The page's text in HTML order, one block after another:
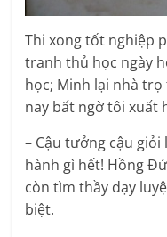
Thi xong tốt nghiệp
tranh thủ học ngày
học; Minh lại nhà
nay bất ngờ tôi xuất
– Cậu tưởng cậu
hành gì hết! Hồng
còn tìm thầy dạy
biệt.